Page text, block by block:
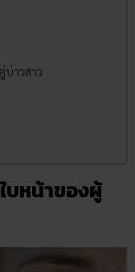
าวสาว
บหน้าของผู้